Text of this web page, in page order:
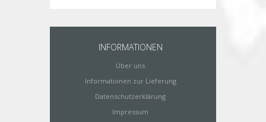
INFORMATIONEN
Über uns
Informationen zur Lieferung
Datenschutzerklärung
Impressum